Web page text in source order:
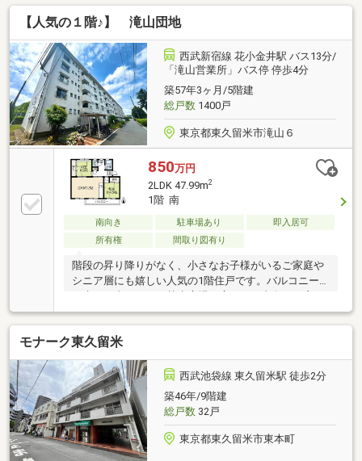
トワークスペース、主寝室など、ライフスタイルに合
わせて自由にお使いいただけます。さらに、日々の暮
らしを支える生活利便性も抜群です。小学校（約
200m）や中学校（約400m）が近く、お子様の通学も
安心。スーパーや病院、緑豊かな公園も徒歩5分圏内
に揃う充実の環境です。明るい陽射しに包まれた、ゆ
とりある新生活をここから始めてみませんか。※リフ
ォームプランあり（見積相談無料！）
【人気の１階♪】 滝山団地
西武新宿線 花小金井駅 バス13分/
「滝山営業所」バス停 停歩4分
築57年3ヶ月/5階建
総戸数1400戸
東京都東久留米市滝山６
850万円
2LDK 47.99m2
1階 南
南向き 駐車場あり
即入居可
所有権
間取り図有り
階段の昇り降りがなく、小さなお子様がいるご家庭や
シニア層にも嬉しい人気の1階住戸です。バルコニー
の先には青々とした芝生広場が広がり、南向きの窓か
ら心地よい光と風をたっぷりとお部屋に迎え入れま
す。家族が集うLDKは約12帖。隣接する和室の襖を開
ければ、さらに開放的な一体空間としてもお使いいた
だけます。周辺環境も魅力に溢れており、小学校まで
徒歩2分（約160m）と通学も安心です。さらに業務ス
ーパー（約270m）やヤオコー（約400m）が徒歩5分圏
内に揃い、毎日の買い物にも困りません。緑豊かな団
地ならではの落ち着いた住環境で、快適な新生活を始
めませんか※リフォームプランあり（見積相談無
料！）
モナーク東久留米
西武池袋線 東久留米駅 徒歩2分
築46年/9階建
総戸数32戸
東京都東久留米市東本町